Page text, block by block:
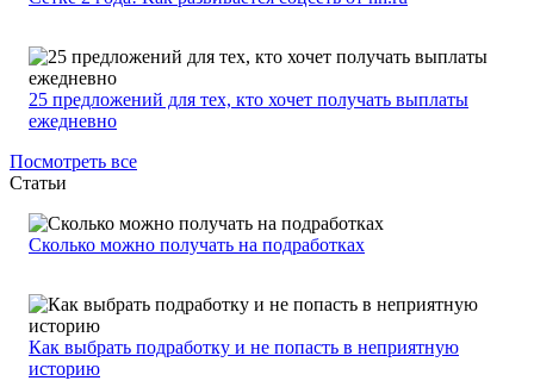
25 предложений для тех, кто хочет получать выплаты
ежедневно
Посмотреть все
Статьи
Сколько можно получать на подработках
Как выбрать подработку и не попасть в неприятную
историю